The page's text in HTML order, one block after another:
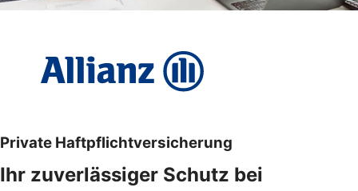
Private Haftpflichtversicherung
Ihr zuverlässiger Schutz bei